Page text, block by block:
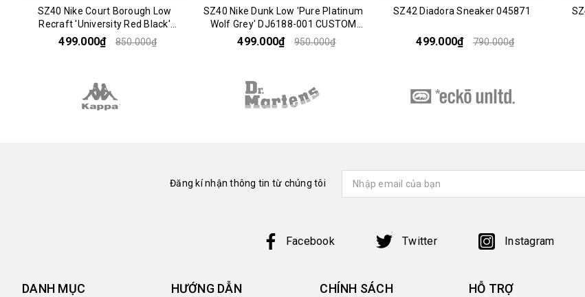
SZ40 Nike Court Borough Low
Recraft 'University Red Black'
DV5456-600 045352
499.000₫ 850.000₫
SZ40 Nike Dunk Low 'Pure Platinum
Wolf Grey' DJ6188-001 CUSTOM
0450171
499.000₫ 950.000₫
SZ42 Diadora Sneaker 045871
499.000₫ 790.000₫
Đăng kí nhận thông tin từ chúng tôi
Facebook Twitter Instagram
DANH MỤC HƯỚNG DẪN CHÍNH SÁCH HỖ TRỢ